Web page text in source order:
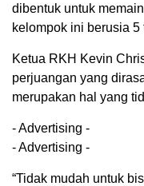
dibentuk untuk
kelompok ini berusia
Ketua RKH Kevin
perjuangan yang
merupakan hal yang
- Advertising -
- Advertising -
“Tidak mudah untuk